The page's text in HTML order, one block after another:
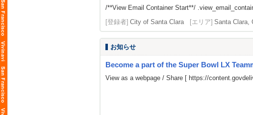
/**View Email Container Start**/
[登録者] City of Santa Clara [エリア] Santa Clara,
お知らせ
Become a part of the Super Bowl LX
View as a webpage / Share [ https://